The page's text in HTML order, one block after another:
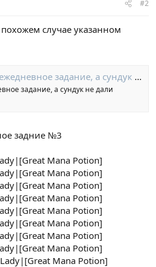
#2
случае указанном
задание, а сундук не дали
задание, а сундук не дали
задние №3
Mana Potion]
Mana Potion]
Mana Potion]
Mana Potion]
Mana Potion]
Mana Potion]
Mana Potion]
Mana Potion]
Mana Potion]